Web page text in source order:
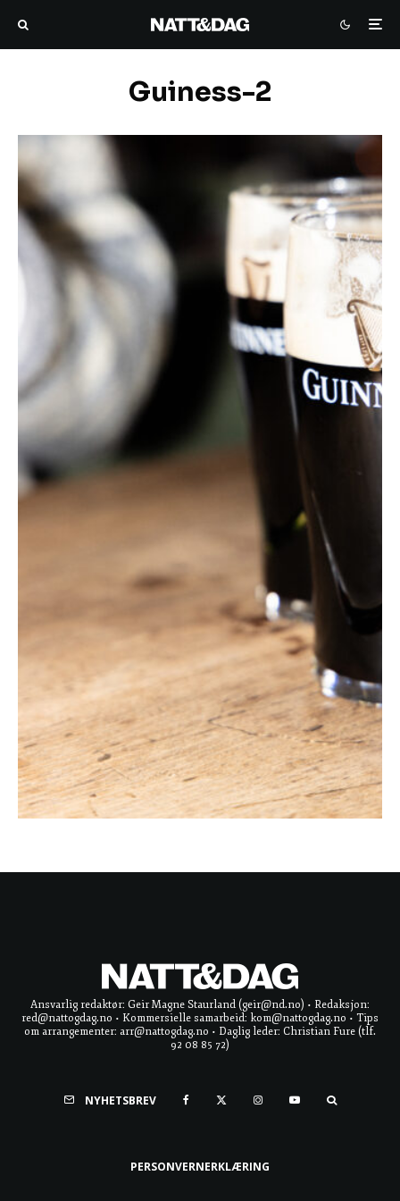
Guiness-2
Ansvarlig redaktør: Geir Magne Staurland (geir@nd.no) • Redaksjon:
red@nattogdag.no • Kommersielle samarbeid: kom@nattogdag.no • Tips
om arrangementer: arr@nattogdag.no • Daglig leder: Christian Fure (tlf.
92 08 85 72)
NYHETSBREV
PERSONVERNERKLÆRING